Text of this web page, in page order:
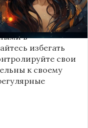
в
избегать
свои
к своему